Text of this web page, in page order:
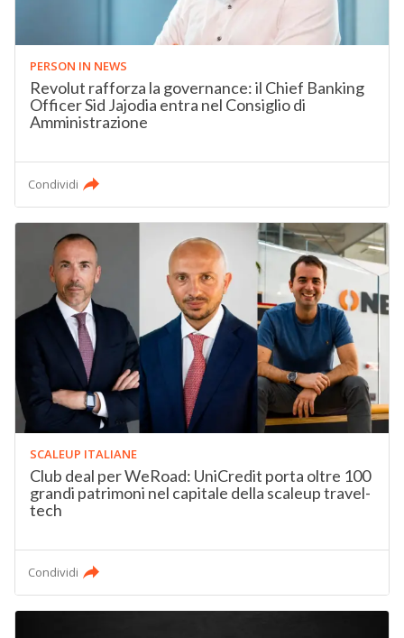
PERSON IN NEWS
Revolut rafforza la governance: il Chief Banking
Officer Sid Jajodia entra nel Consiglio di
Amministrazione
Condividi
SCALEUP ITALIANE
Club deal per WeRoad: UniCredit porta oltre 100
grandi patrimoni nel capitale della scaleup travel-
tech
Condividi